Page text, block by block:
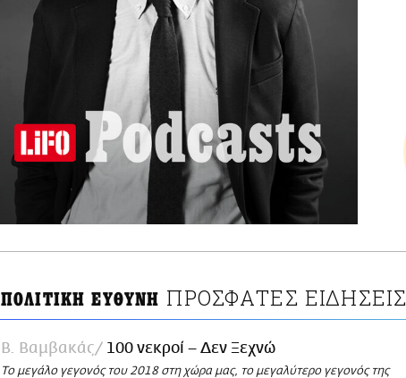
ΠΟΛΙΤΙΚΗ ΕΥΘΥΝΗ ΠΡΟΣΦΑΤΕΣ ΕΙΔΗΣΕΙΣ
Β. Βαμβακάς 100 νεκροί – Δεν Ξεχνώ
Το μεγάλο γεγονός του 2018 στη χώρα μας, το μεγαλύτερο γεγονός της